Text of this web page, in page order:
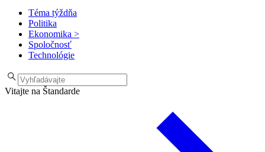
Téma týždňa
Politika
Ekonomika >
Spoločnosť
Technológie
Vitajte na Štandarde